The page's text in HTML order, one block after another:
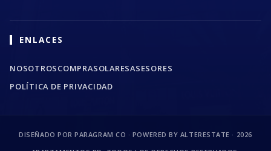
ENLACES
NOSOTROSCOMPRASOLARESASESORES
POLÍTICA DE PRIVACIDAD
DISEÑADO POR PARAGRAM CO · POWERED BY ALTERESTATE · 2026